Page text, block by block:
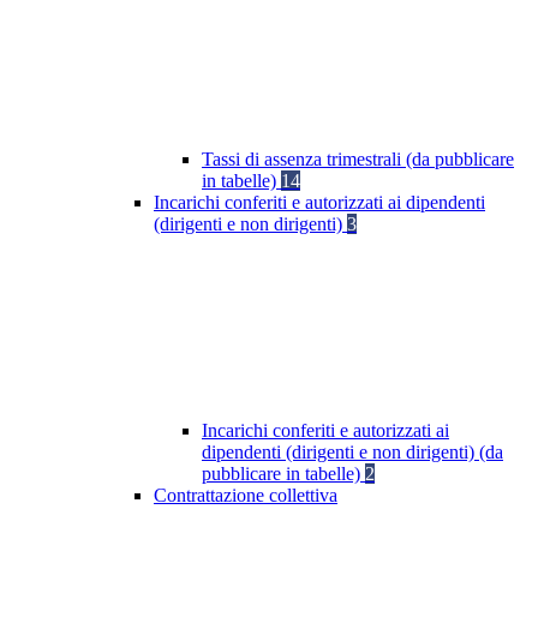
Tassi di assenza trimestrali (da pubblicare
in tabelle) 14
Incarichi conferiti e autorizzati ai dipendenti
(dirigenti e non dirigenti) 3
Incarichi conferiti e autorizzati ai
dipendenti (dirigenti e non dirigenti) (da
pubblicare in tabelle) 2
Contrattazione collettiva